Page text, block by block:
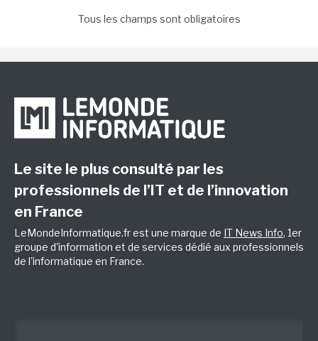
Tous les champs sont obligatoires
Le site le plus consulté par les
professionnels de l’IT et de l’innovation
en France
LeMondeInformatique.fr est une marque de IT News Info, 1er
groupe d'information et de services dédié aux professionnels
de l'informatique en France.